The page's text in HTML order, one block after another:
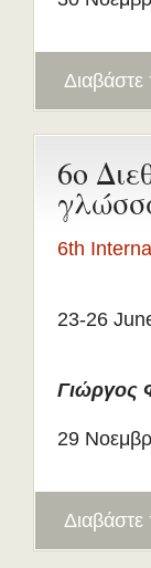
Διαβάστε
6ο
6th
23-26
Γιώργος
29
Διαβάστε